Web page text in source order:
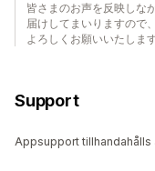
皆さまのお声を反映しな
届けしてまいりますので
よろしくお願いいたします
Support
Appsupport tillhandahålls